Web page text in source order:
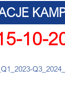
PZPM/
10-